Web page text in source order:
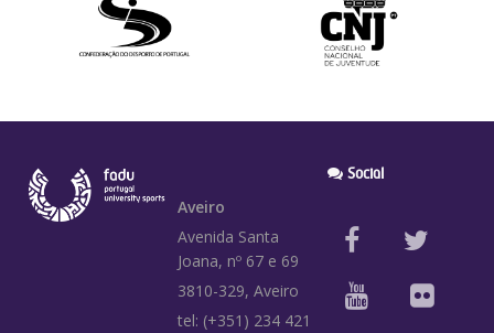
Aveiro
Avenida Santa
Joana, nº 67 e 69
3810-329, Aveiro
tel: (+351) 234 421
Social